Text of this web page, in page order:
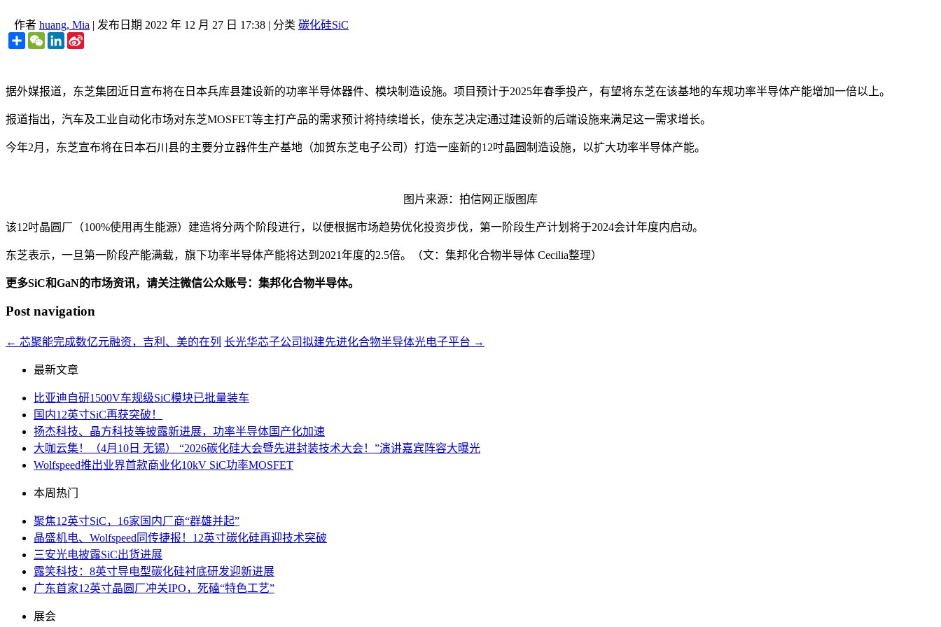
作者 huang, Mia | 发布日期 2022 年 12 月 27 日 17:38 | 分类 碳化硅SiC
ShareWeChatLinkedIn
据外媒报道，东芝集团近日宣布将在日本兵库县建设新的功率半导体器件、模块制造设施。项目预计于2025年春季投产，有望将东芝在该基地的车规功率半导体产能增加一倍以上。
报道指出，汽车及工业自动化市场对东芝MOSFET等主打产品的需求预计将持续增长，使东芝决定通过建设新的后端设施来满足这一需求增长。
今年2月，东芝宣布将在日本石川县的主要分立器件生产基地（加贺东芝电子公司）打造一座新的12吋晶圆制造设施，以扩大功率半导体产能。
图片来源：拍信网正版图库
该12吋晶圆厂（100%使用再生能源）建造将分两个阶段进行，以便根据市场趋势优化投资步伐，第一阶段生产计划将于2024会计年度内启动。
东芝表示，一旦第一阶段产能满载，旗下功率半导体产能将达到2021年度的2.5倍。（文：集邦化合物半导体 Cecilia整理）
更多SiC和GaN的市场资讯，请关注微信公众账号：集邦化合物半导体。
Post navigation
← 芯聚能完成数亿元融资，吉利、美的在列 长光华芯子公司拟建先进化合物半导体光电子平台 →
最新文章
比亚迪自研1500V车规级SiC模块已批量装车
国内12英寸SiC再获突破！
扬杰科技、晶方科技等披露新进展，功率半导体国产化加速
大咖云集！（4月10日 无锡） “2026碳化硅大会暨先进封装技术大会！”演讲嘉宾阵容大曝光
Wolfspeed推出业界首款商业化10kV SiC功率MOSFET
本周热门
聚焦12英寸SiC，16家国内厂商“群雄并起”
晶盛机电、Wolfspeed同传捷报！12英寸碳化硅再迎技术突破
三安光电披露SiC出货进展
露笑科技：8英寸导电型碳化硅衬底研发迎新进展
广东首家12英寸晶圆厂冲关IPO，死磕“特色工艺”
展会